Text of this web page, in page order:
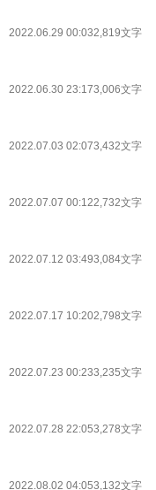
2022.06.29 00:032,819文字
2022.06.30 23:173,006文字
2022.07.03 02:073,432文字
2022.07.07 00:122,732文字
2022.07.12 03:493,084文字
2022.07.17 10:202,798文字
2022.07.23 00:233,235文字
2022.07.28 22:053,278文字
2022.08.02 04:053,132文字